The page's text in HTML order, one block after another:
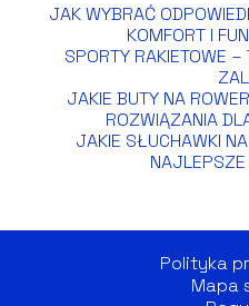
JAK WYBRAĆ
KOMFORT I
SPORTY RAKIETOWE –
JAKIE BUTY NA
ROZWIĄZANIA
JAKIE SŁUCHAWKI
NAJLEPSZE
Polityka
Mapa